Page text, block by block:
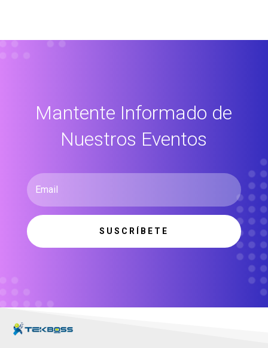
Mantente Informado de
Nuestros Eventos
SUSCRÍBETE